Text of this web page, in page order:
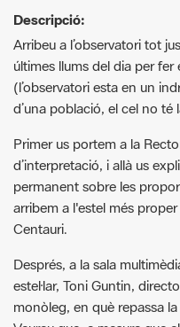
(l’observatori esta en un
d’una població, el cel no té
Primer us portem a la
d’interpretació, i allà us
permanent sobre les
arribem a l'estel més
Centauri.
Després, a la sala
estel·lar, Toni Guntin,
Veureu que, a mesura que
passant per diferents
aspectes... els dels estels